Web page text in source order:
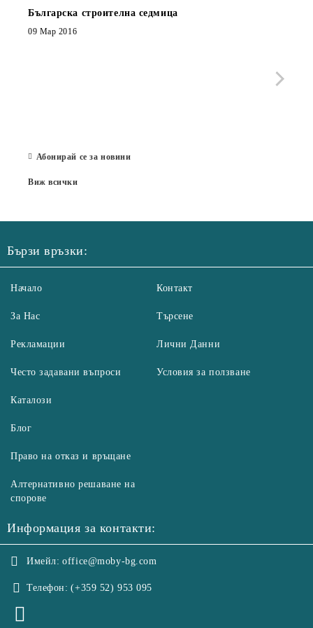
Българска строителна седмица
09 Мар 2016
Абонирай се за новини
Виж всички
Бързи връзки:
Начало
За Нас
Рекламации
Често задавани въпроси
Контакт
Търсене
Лични Данни
Условия за ползване
Каталози
Блог
Право на отказ и връщане
Алтернативно решаване на
спорове
Информация за контакти:
Имейл: office@moby-bg.com
Телефон: (+359 52) 953 095